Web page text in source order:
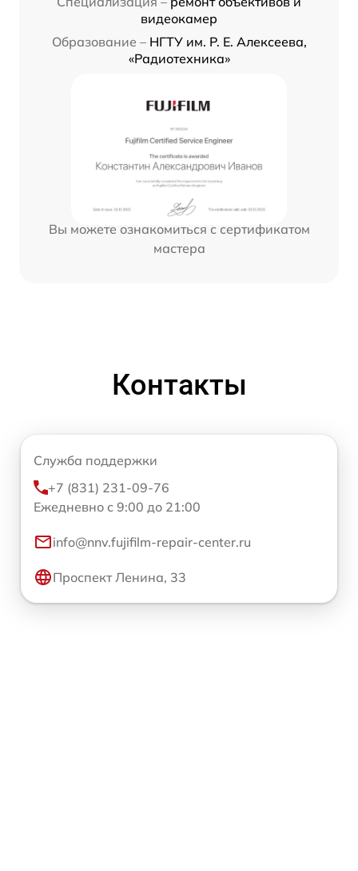
видеокамер
Образование – НГТУ им. Р. Е. Алексеева,
«Радиотехника»
Вы можете ознакомиться с сертификатом
мастера
Контакты
Служба поддержки
+7 (831) 231-09-76
Ежедневно с 9:00 до 21:00
info@nnv.fujifilm-repair-center.ru
Проспект Ленина, 33